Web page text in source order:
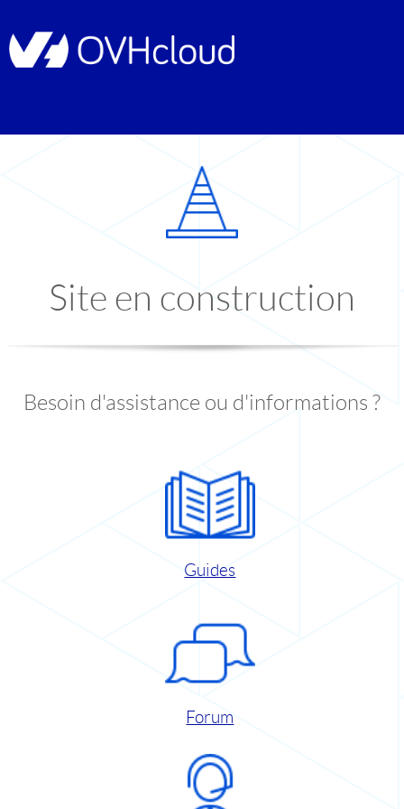
Site en construction
Besoin d'assistance ou d'informations ?
Guides
Forum